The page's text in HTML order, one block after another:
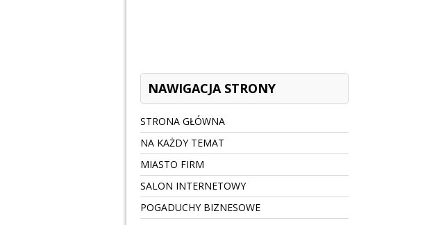
NAWIGACJA STRONY
STRONA GŁÓWNA
NA KAŻDY TEMAT
MIASTO FIRM
SALON INTERNETOWY
POGADUCHY BIZNESOWE